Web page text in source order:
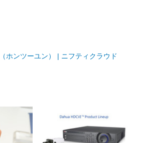
チェア 疲れない テレワーク
ュ ゲーミング/勉強/事務用 お
しゃれ パソコンチェア (ブラ
Sezlife オフィスチェア デ
チェア 疲れない テレワー
ゃれ パソコンチェア (ホ
ト)
ー DualSense 充電フッ
付き（CFI-ZDM1J）
E2724HS 27インチ 液晶モ
ニター フル
ツ L 中型犬用 26枚入り 単品
Smart Basic(スマートベー
ック) 【Amazon.co.jp限定
ホンツーユン） | ニフティクラウド